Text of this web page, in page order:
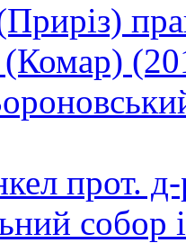
(Комар)
прот.
собор